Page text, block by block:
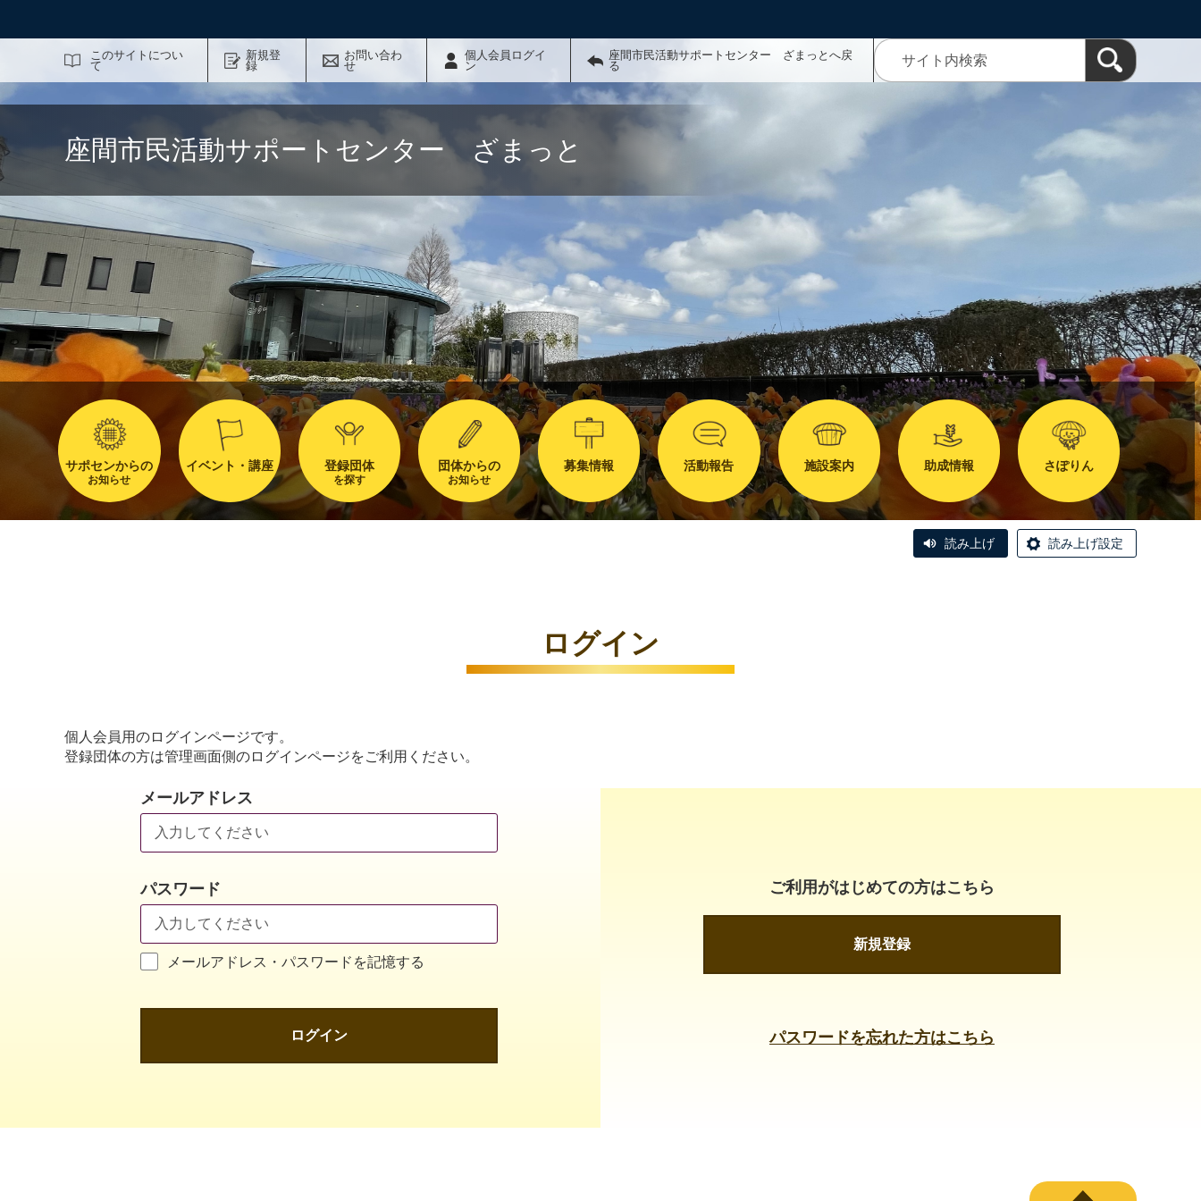
このサイトについ
て
新規登
録
お問い合わ
せ
個人会員ログイ
ン
座間市民活動サポートセンター ざまっとへ戻
る
座間市民活動サポートセンター ざまっと
サポセンからの
お知らせ
イベント・講座 登録団体
を探す
団体からの
お知らせ
募集情報 活動報告 施設案内 助成情報 さぽりん
読み上げ 読み上げ設定
ログイン
個人会員用のログインページです。
登録団体の方は管理画面側のログインページをご利用ください。
メールアドレス
パスワード
メールアドレス・パスワードを記憶する
ログイン
ご利用がはじめての方はこちら
新規登録
パスワードを忘れた方はこちら